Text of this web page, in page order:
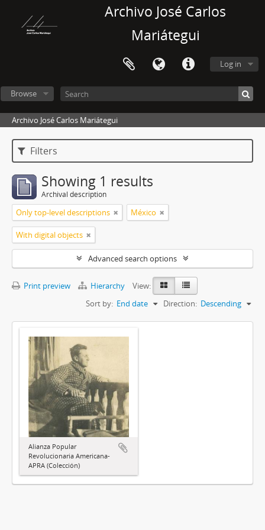
Archivo José Carlos
Mariátegui
Log in
Browse
Archivo José Carlos Mariátegui
Filters
Showing 1 results
Archival description
Only top-level descriptions México
With digital objects
Advanced search options
Print preview Hierarchy
View:
Sort by: End date Direction: Descending
Alianza Popular
Revolucionaria Americana-
APRA (Colección)